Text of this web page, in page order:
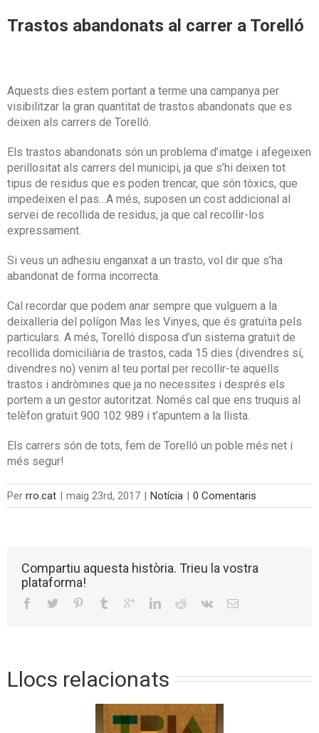
Trastos abandonats al carrer a Torelló
Aquests dies estem portant a terme una campanya per
visibilitzar la gran quantitat de trastos abandonats que es
deixen als carrers de Torelló.
Els trastos abandonats són un problema d’imatge i afegeixen
perillositat als carrers del municipi, ja que s’hi deixen tot
tipus de residus que es poden trencar, que són tòxics, que
impedeixen el pas…A més, suposen un cost addicional al
servei de recollida de residus, ja que cal recollir-los
expressament.
Si veus un adhesiu enganxat a un trasto, vol dir que s’ha
abandonat de forma incorrecta.
Cal recordar que podem anar sempre que vulguem a la
deixalleria del polígon Mas les Vinyes, que és gratuïta pels
particulars. A més, Torelló disposa d’un sistema gratuït de
recollida domiciliària de trastos, cada 15 dies (divendres sí,
divendres no) venim al teu portal per recollir-te aquells
trastos i andròmines que ja no necessites i després els
portem a un gestor autoritzat. Només cal que ens truquis al
telèfon gratuït 900 102 989 i t’apuntem a la llista.
Els carrers són de tots, fem de Torelló un poble més net i
més segur!
Per rro.cat | maig 23rd, 2017 | Notícia | 0 Comentaris
Compartiu aquesta història. Trieu la vostra
plataforma!
Llocs relacionats